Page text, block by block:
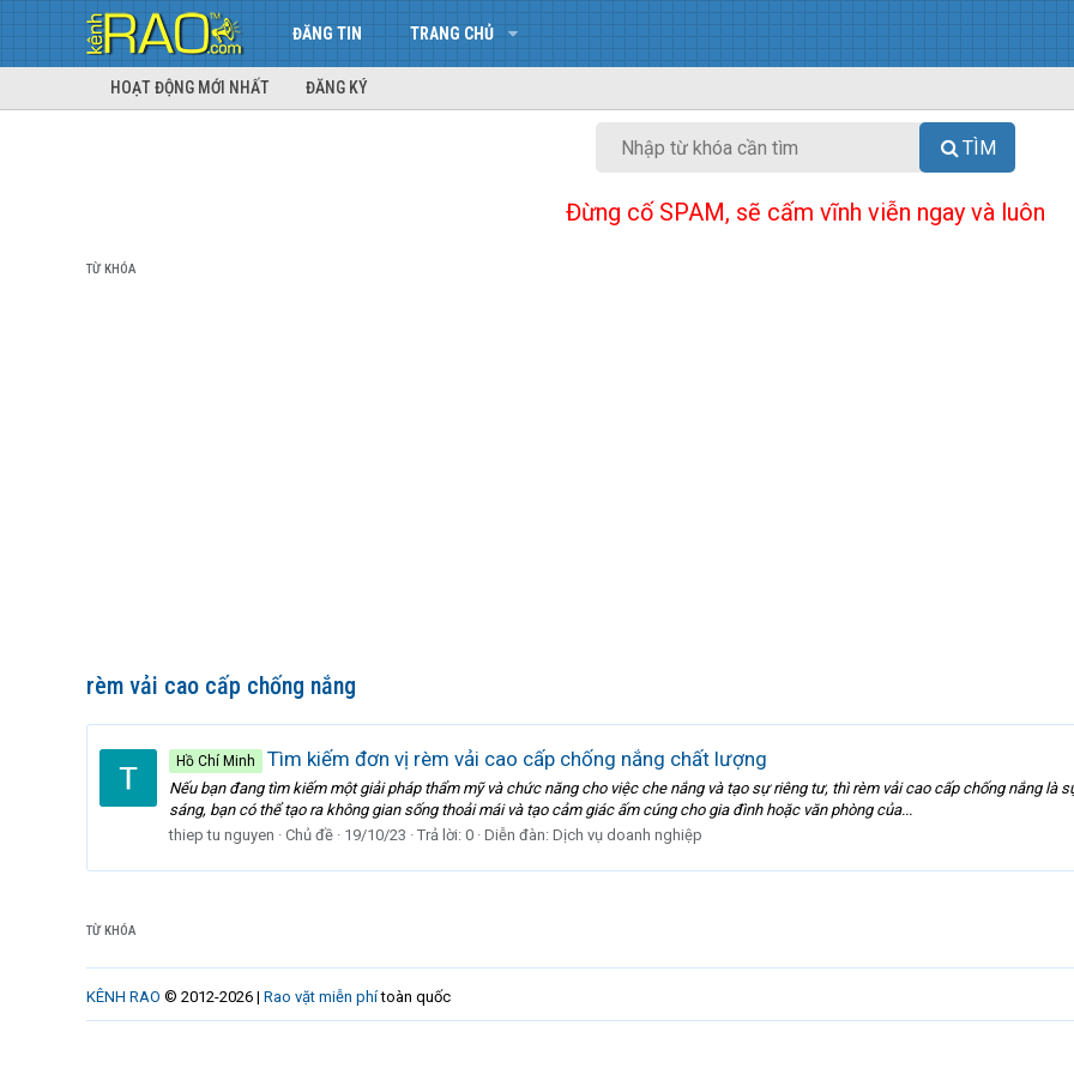
ĐĂNG TIN TRANG CHỦ
HOẠT ĐỘNG MỚI NHẤT ĐĂNG KÝ
TÌM
Đừng cố SPAM, sẽ cấm vĩnh viễn ngay và luôn
TỪ KHÓA
rèm vải cao cấp chống nắng
Hồ Chí Minh Tìm kiếm đơn vị rèm vải cao cấp chống nắng chất lượng
Nếu bạn đang tìm kiếm một giải pháp thẩm mỹ và chức năng cho việc che nắng và tạo sự riêng tư, thì rèm vải cao cấp chống nắng là
sáng, bạn có thể tạo ra không gian sống thoải mái và tạo cảm giác ấm cúng cho gia đình hoặc văn phòng của...
thiep tu nguyen
Chủ đề 19/10/23 Trả lời: 0 Diễn đàn: Dịch vụ doanh nghiệp
TỪ KHÓA
KÊNH RAO © 2012-2026 | Rao vặt miễn phítoàn quốc